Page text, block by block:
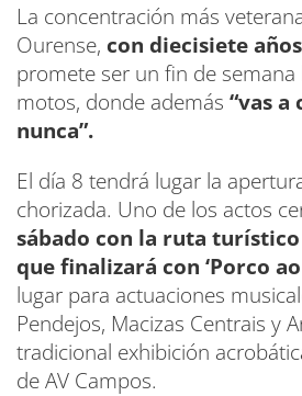
La concentración más
Ourense, con diecisiete
promete ser un fin de semana
motos, donde además “vas a
nunca”.
El día 8 tendrá lugar la
chorizada. Uno de los actos
sábado con la ruta
que finalizará con ‘Porco
lugar para actuaciones
Pendejos, Macizas Centrais y
tradicional exhibición
de AV Campos.